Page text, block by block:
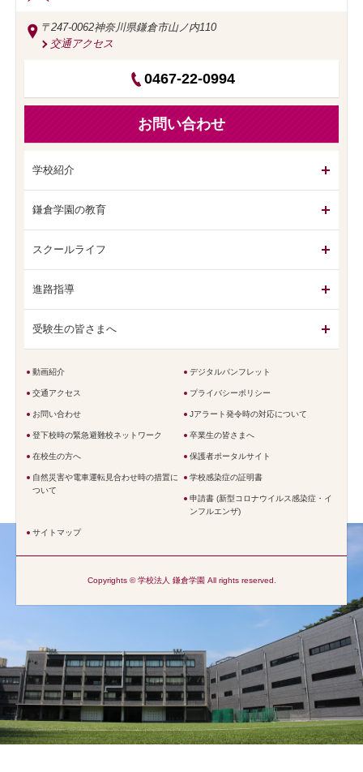
〒247-0062神奈川県鎌倉市山ノ内110
交通アクセス
0467-22-0994
お問い合わせ
学校紹介
鎌倉学園の教育
スクールライフ
進路指導
受験生の皆さまへ
動画紹介 デジタルパンフレット
交通アクセス プライバシーポリシー
お問い合わせ Jアラート発令時の対応について
登下校時の緊急避難校ネットワーク 卒業生の皆さまへ
在校生の方へ 保護者ポータルサイト
自然災害や電車運転見合わせ時の措置に
ついて
学校感染症の証明書
申請書 (新型コロナウイルス感染症・イ
ンフルエンザ)
サイトマップ
Copyrights © 学校法人 鎌倉学園 All rights reserved.